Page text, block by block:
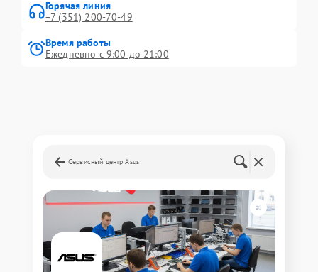
Горячая линия
+7 (351) 200-70-49
Время работы
Ежедневно с 9:00 до 21:00
Сервисный центр Asus